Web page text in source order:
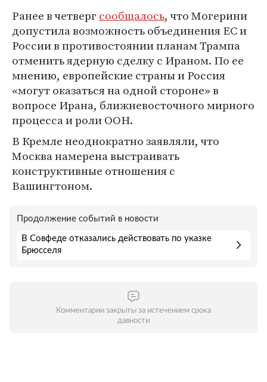
Ранее в четверг сообщалось, что Могерини
допустила возможность объединения ЕС и
России в противостоянии планам Трампа
отменить ядерную сделку с Ираном. По ее
мнению, европейские страны и Россия
«могут оказаться на одной стороне» в
вопросе Ирана, ближневосточного мирного
процесса и роли ООН.
В Кремле неоднократно заявляли, что
Москва намерена выстраивать
конструктивные отношения с
Вашингтоном.
Продолжение событий в новости
В Совфеде отказались действовать по указке
Брюсселя
Комментарии закрыты за истечением срока
давности